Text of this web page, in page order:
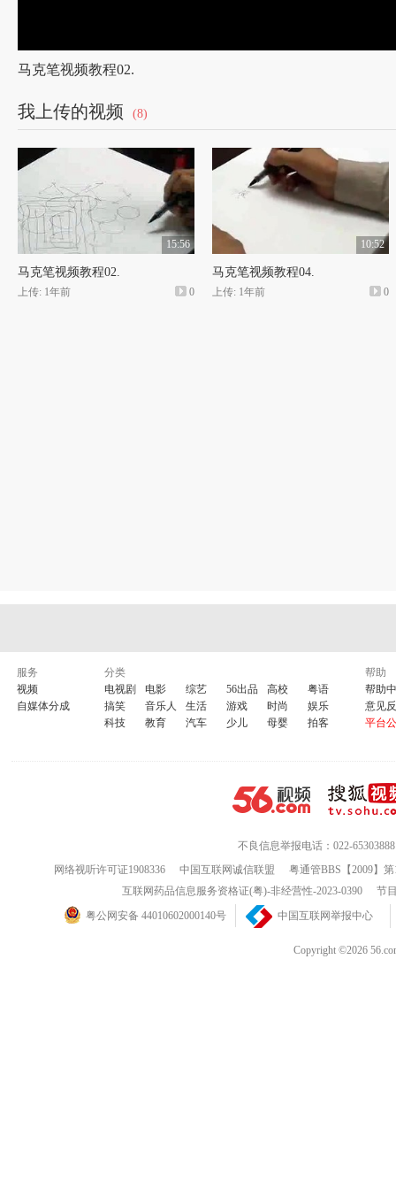
马克笔视频教程02.
我上传的视频 (8)
15:56
马克笔视频教程02.
上传: 1年前 0
10:52
马克笔视频教程04.
上传: 1年前 0
服务
视频
自媒体分成
分类
电视剧
电影 综艺 56出品 高校
粤语
搞笑
音乐人 生活 游戏 时尚
娱乐
科技
教育 汽车 少儿 母婴 拍客
帮助
帮助
意见
平台
不良信息举报电话：022-65303888
网络视听许可证1908336
中国互联网诚信联盟
粤通管BBS【2009】
互联网药品信息服务资格证(粤)-非经营性-2023-0390
节
粤公网安备 44010602000140号
中国互联网举报中心
Copyright ©2026